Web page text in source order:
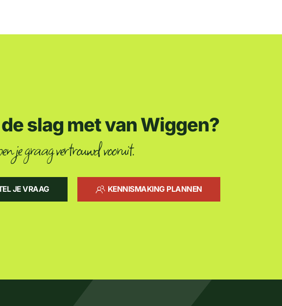
slag met van Wiggen?
je graag vertrouwd vooruit.
JE VRAAG KENNISMAKING PLANNEN